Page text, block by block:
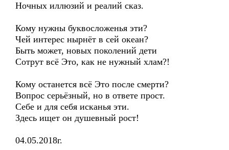
Ночных иллюзий и реалий сказ.
Кому нужны буквосложенья эти?
Чей интерес нырнёт в сей океан?
Быть может, новых поколений дети
Сотрут всё Это, как не нужный хлам?!
Кому останется всё Это после смерти?
Вопрос серьёзный, но в ответе прост.
Себе и для себя исканья эти.
Здесь ищет он душевный рост!
04.05.2018г.